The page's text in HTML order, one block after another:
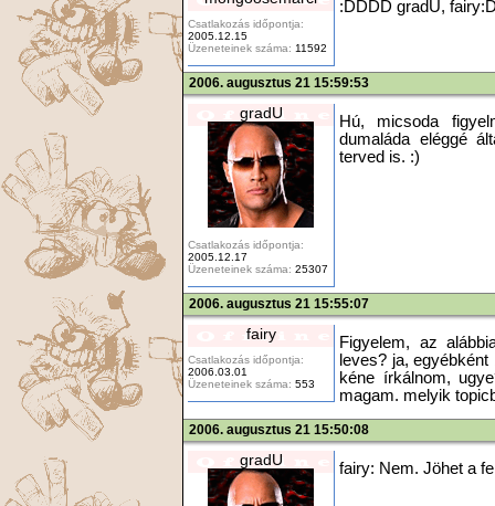
Csatlakozás időpontja:
2005.12.15
Üzeneteinek száma: 11592
:DDDD gradU,
2006. augusztus 21 15:59:53
gradU
Csatlakozás időpontja:
2005.12.17
Üzeneteinek száma: 25307
Hú, micsoda
dumaláda eléggé
terved is. :)
2006. augusztus 21 15:55:07
fairy
Csatlakozás időpontja:
2006.03.01
Üzeneteinek száma: 553
Figyelem, az
leves? ja,
kéne írkálnom,
magam. melyik
2006. augusztus 21 15:50:08
gradU fairy: Nem. Jöhet a